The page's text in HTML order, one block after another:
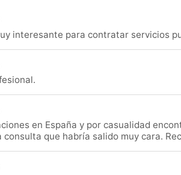
interesante para contratar servicios
en España y por casualidad
consulta que habría salido muy cara.